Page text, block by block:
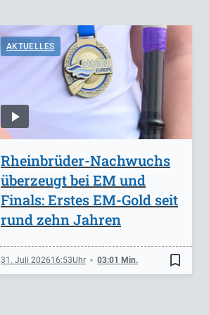
AKTUELLES
Rheinbrüder-Nachwuchs
überzeugt bei EM und
Finals: Erstes EM-Gold seit
rund zehn Jahren
31. Juli 202616:53 03:01 Min. bookmark_border